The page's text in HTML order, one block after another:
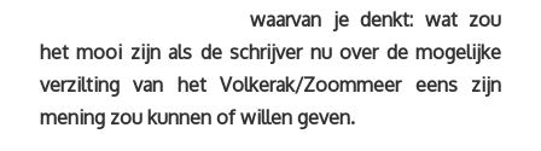
waarvan je denkt: wat zou
het mooi zijn als de schrijver nu over de mogelijke
verzilting van het Volkerak/Zoommeer eens zijn
mening zou kunnen of willen geven.